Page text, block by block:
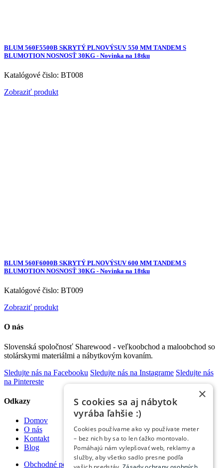
BLUM 560F5500B SKRYTÝ PLNOVÝSUV 550 MM TANDEM S
BLUMOTION NOSNOSŤ 30KG - Novinka na 18tku
Katalógové čislo: BT008
Zobraziť produkt
BLUM 560F6000B SKRYTÝ PLNOVÝSUV 600 MM TANDEM S
BLUMOTION NOSNOSŤ 30KG - Novinka na 18tku
Katalógové čislo: BT009
Zobraziť produkt
O nás
Slovenská spoločnosť Sharewood - veľkoobchod a maloobchod so
stolárskymi materiálmi a nábytkovým kovaním.
Sledujte nás na Facebooku Sledujte nás na Instagrame Sledujte nás
na Pintereste
Odkazy
Domov
O nás
Kontakt
Blog
Obchodné podmienky
×
S cookies sa aj nábytok
vyrába ľahšie :)
Cookies používame ako vy používate meter
– bez nich by sa to len ťažko montovalo.
Pomáhajú nám vylepšovať web, reklamy a
služby, aby všetko sadlo presne podľa